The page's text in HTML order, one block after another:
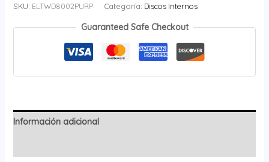
SKU: ELTWD8002PURP Categoría: Discos Internos
Guaranteed Safe Checkout
Información adicional